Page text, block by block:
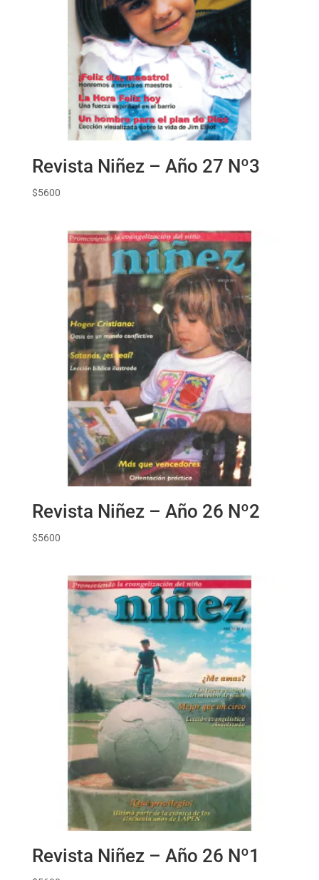
Revista Niñez – Año 27 Nº3
$5600
Revista Niñez – Año 26 Nº2
$5600
Revista Niñez – Año 26 Nº1